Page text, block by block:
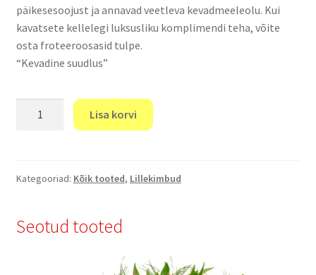
päikesesoojust ja annavad veetleva kevadmeeleolu. Kui
kavatsete kellelegi luksusliku komplimendi teha, võite
osta froteeroosasid tulpe.
“Kevadine suudlus”
Lisa korvi
Kategooriad: Kõik tooted, Lillekimbud
Seotud tooted